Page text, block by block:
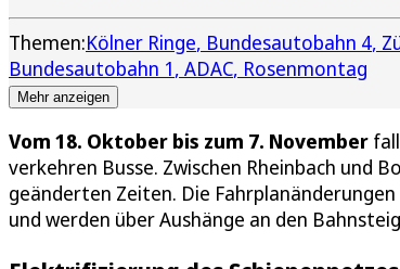
Themen:Kölner Ringe Bundesautobahn 4
Bundesautobahn 1 ADAC Rosenmontag
Mehr anzeigen
Vom 18. Oktober bis zum 7. November
verkehren Busse. Zwischen Rheinbach und
geänderten Zeiten. Die
und werden über Aushänge an den